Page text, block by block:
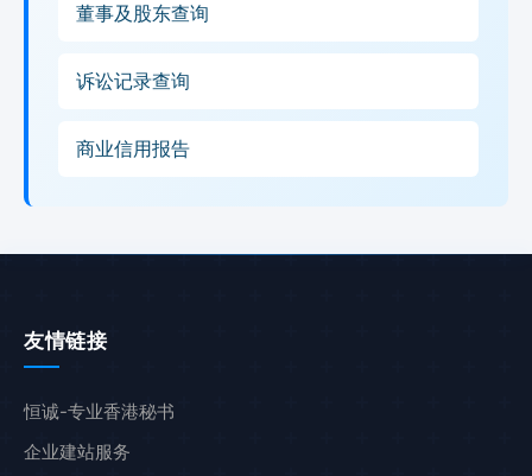
董事及股东查询
诉讼记录查询
商业信用报告
友情链接
恒诚-专业香港秘书
企业建站服务